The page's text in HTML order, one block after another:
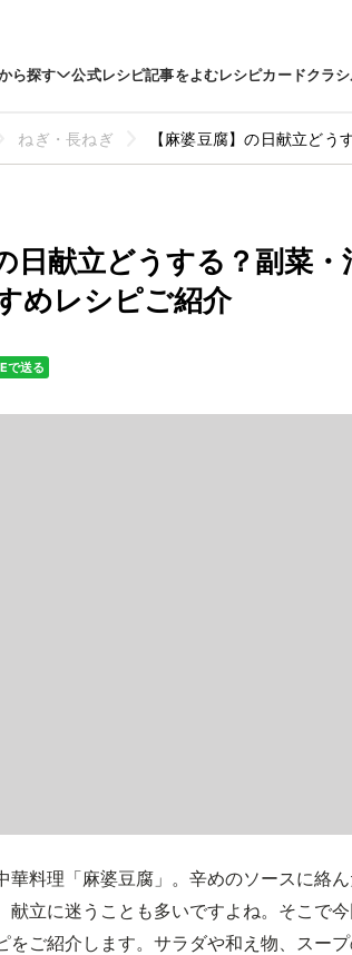
ら探す 公式レシピ記事をよむレシピカードクラ
ねぎ・長ねぎ 【麻婆豆腐】の日献立ど
日献立どうする？副菜
めレシピご紹介
で送る
華料理「麻婆豆腐」。辛めのソースに絡
献立に迷うことも多いですよね。そこで
をご紹介します。サラダや和え物、スー